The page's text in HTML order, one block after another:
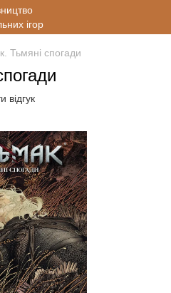
Тьмяні спогади
відгук